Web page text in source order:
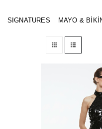
SIGNATURES MAYO &